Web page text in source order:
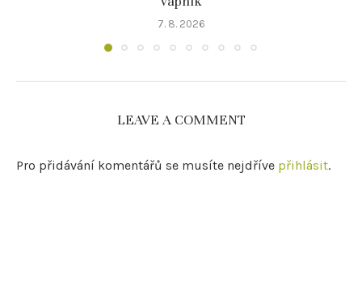
7. 8. 2026
LEAVE A COMMENT
Pro přidávání komentářů se musíte nejdříve přihlásit.